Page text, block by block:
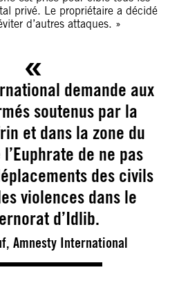
privé. Le propriétaire a décidé
d’autres attaques. »
demande aux
soutenus par la
et dans la zone du
de ne pas
des civils
violences dans le
d’Idlib.
Amnesty International